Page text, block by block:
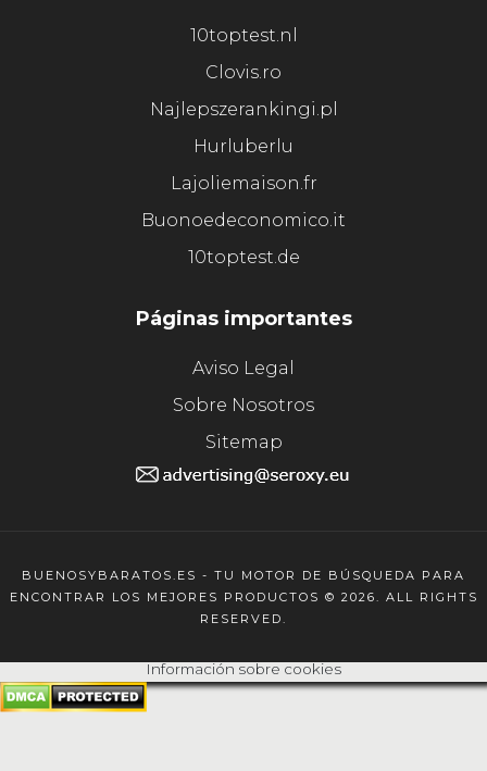
10toptest.nl
Clovis.ro
Najlepszerankingi.pl
Hurluberlu
Lajoliemaison.fr
Buonoedeconomico.it
10toptest.de
Páginas importantes
Aviso Legal
Sobre Nosotros
Sitemap
BUENOSYBARATOS.ES - TU MOTOR DE BÚSQUEDA PARA
ENCONTRAR LOS MEJORES PRODUCTOS © 2026. ALL RIGHTS
RESERVED.
Información sobre cookies